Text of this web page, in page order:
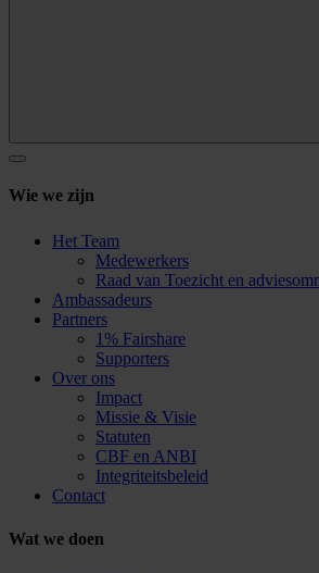
Wie we zijn
Het Team
Medewerkers
Raad van Toezicht en
Ambassadeurs
Partners
1% Fairshare
Supporters
Over ons
Impact
Missie & Visie
Statuten
CBF en ANBI
Integriteitsbeleid
Contact
Wat we doen